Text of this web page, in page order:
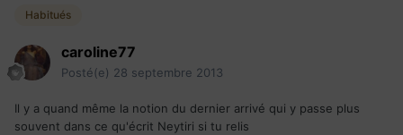
Habitués
caroline77
Posté(e) 28 septembre 2013
Il y a quand même la notion du dernier arrivé qui y passe plus
souvent dans ce qu'écrit Neytiri si tu relis